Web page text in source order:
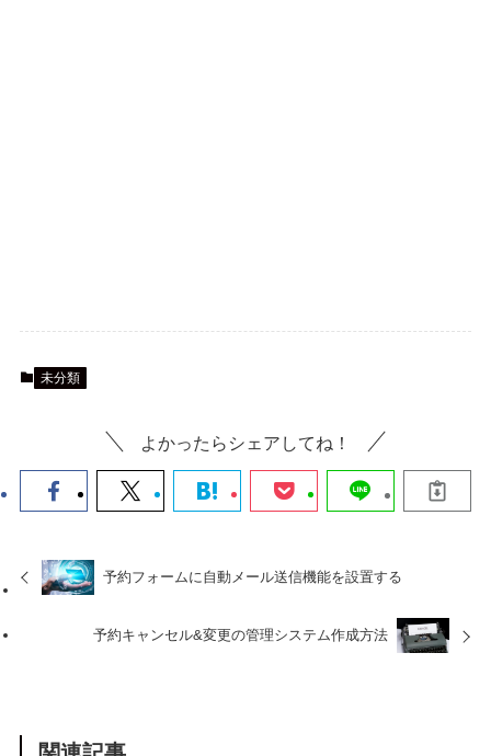
未分類
よかったらシェアしてね！
予約フォームに自動メール送信機能を設置する
予約キャンセル&変更の管理システム作成方法